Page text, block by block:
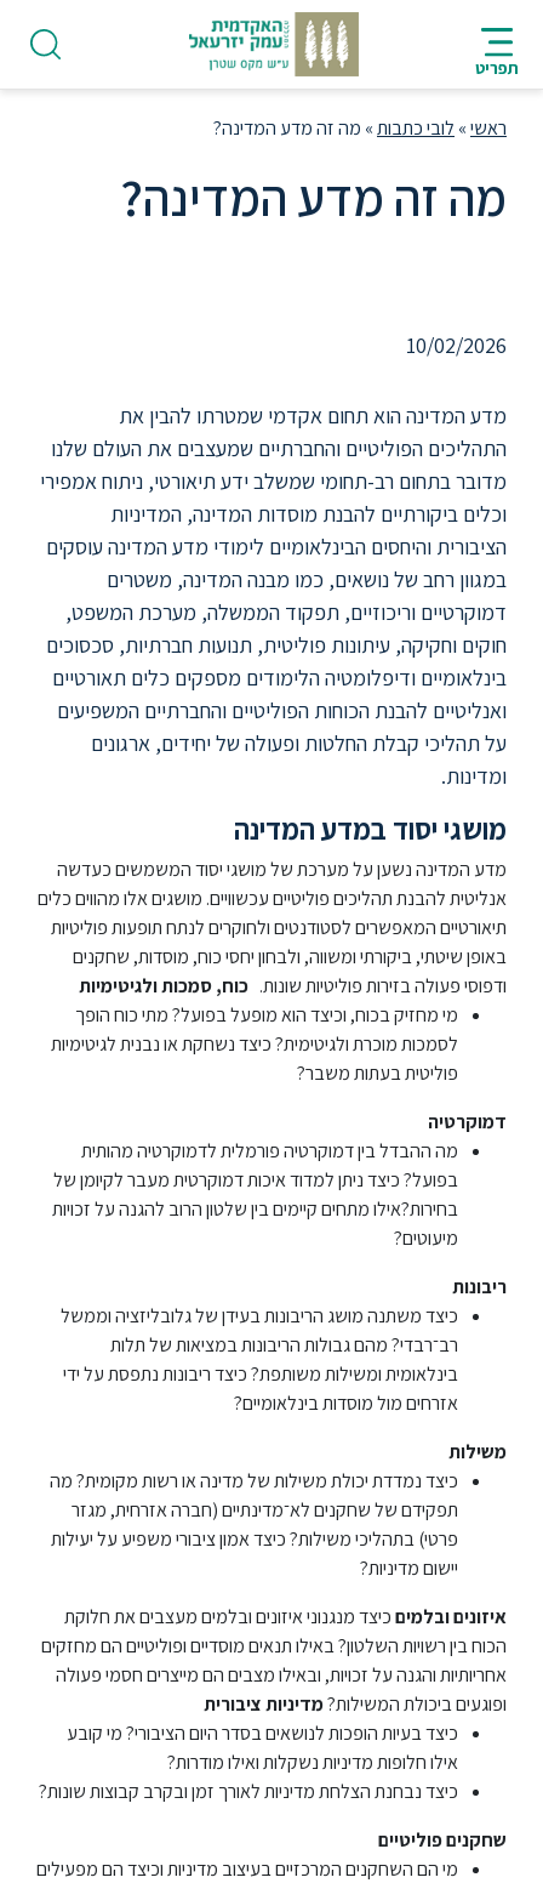
לתוכן
מרכזי
העמוד
תפריט
AR
אודות
תואר
ראשון
היחידה
ללימודי
אנגלית
ועברית
תואר
שני
המרכז
הקדם
אקדמי
לימודי
חוץ
והמשך
מתעניינים
סטודנטים
בוגרים
סגל
מחקר
והוראה
היחידה
לבינלאומיות
ספריה
משרתי
מילואים
הביטחון
ראשי» לובי כתבות» מה זה מדע המדינה?
מה זה מדע המדינה?
10/02/2026
מדע המדינה הוא תחום אקדמי שמטרתו להבין את
התהליכים הפוליטיים והחברתיים שמעצבים את העולם שלנו
מדובר בתחום רב-תחומי שמשלב ידע תיאורטי, ניתוח אמפירי
וכלים ביקורתיים להבנת מוסדות המדינה, המדיניות
הציבורית והיחסים הבינלאומיים לימודי מדע המדינה עוסקים
במגוון רחב של נושאים, כמו מבנה המדינה, משטרים
דמוקרטיים וריכוזיים, תפקוד הממשלה, מערכת המשפט,
חוקים וחקיקה, עיתונות פוליטית, תנועות חברתיות, סכסוכים
בינלאומיים ודיפלומטיה הלימודים מספקים כלים תאורטיים
ואנליטיים להבנת הכוחות הפוליטיים והחברתיים המשפיעים
על תהליכי קבלת החלטות ופעולה של יחידים, ארגונים
ומדינות.
מושגי יסוד במדע המדינה
מדע המדינה נשען על מערכת של מושגי יסוד המשמשים כעדשה
אנליטית להבנת תהליכים פוליטיים עכשוויים. מושגים אלו מהווים כלים
תיאורטיים המאפשרים לסטודנטים ולחוקרים לנתח תופעות פוליטיות
באופן שיטתי, ביקורתי ומשווה, ולבחון יחסי כוח, מוסדות, שחקנים
ודפוסי פעולה בזירות פוליטיות שונות. כוח, סמכות ולגיטימיות
מי מחזיק בכוח, וכיצד הוא מופעל בפועל? מתי כוח הופך
לסמכות מוכרת ולגיטימית? כיצד נשחקת או נבנית לגיטימיות
פוליטית בעתות משבר?
דמוקרטיה
מה ההבדל בין דמוקרטיה פורמלית לדמוקרטיה מהותית
בפועל? כיצד ניתן למדוד איכות דמוקרטית מעבר לקיומן של
בחירות?אילו מתחים קיימים בין שלטון הרוב להגנה על זכויות
מיעוטים?
ריבונות
כיצד משתנה מושג הריבונות בעידן של גלובליזציה וממשל
רב־רבדי? מהם גבולות הריבונות במציאות של תלות
בינלאומית ומשילות משותפת? כיצד ריבונות נתפסת על ידי
אזרחים מול מוסדות בינלאומיים?
משילות
כיצד נמדדת יכולת משילות של מדינה או רשות מקומית? מה
תפקידם של שחקנים לא־מדינתיים (חברה אזרחית, מגזר
פרטי) בתהליכי משילות? כיצד אמון ציבורי משפיע על יעילות
יישום מדיניות?
איזונים ובלמיםכיצד מנגנוני איזונים ובלמים מעצבים את חלוקת
הכוח בין רשויות השלטון? באילו תנאים מוסדיים ופוליטיים הם מחזקים
אחריותיות והגנה על זכויות, ובאילו מצבים הם מייצרים חסמי פעולה
ופוגעים ביכולת המשילות?מדיניות ציבורית
כיצד בעיות הופכות לנושאים בסדר היום הציבורי? מי קובע
אילו חלופות מדיניות נשקלות ואילו מודרות?
כיצד נבחנת הצלחת מדיניות לאורך זמן ובקרב קבוצות שונות?
שחקנים פוליטיים
מי הם השחקנים המרכזיים בעיצוב מדיניות וכיצד הם מפעילים